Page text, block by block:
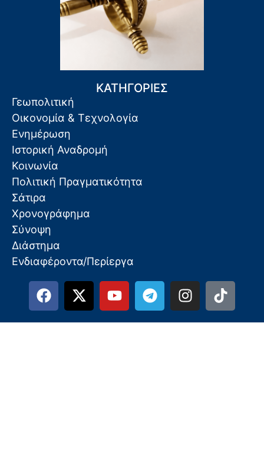
ΚΑΤΗΓΟΡΙΕΣ
Γεωπολιτική
Οικονομία & Τεχνολογία
Ενημέρωση
Ιστορική Αναδρομή
Κοινωνία
Πολιτική Πραγματικότητα
Σάτιρα
Χρονογράφημα
Σύνοψη
Διάστημα
Ενδιαφέροντα/Περίεργα